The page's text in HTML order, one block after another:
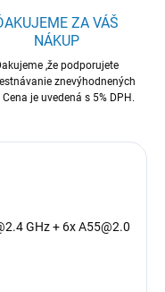
ZA VÁŠ
NÁKUP
,že podporujete
znevýhodnených
Cena je uvedená s 5% DPH.
GHz + 6x A55@2.0